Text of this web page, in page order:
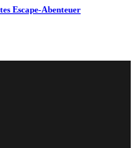
Escape-Abenteuer